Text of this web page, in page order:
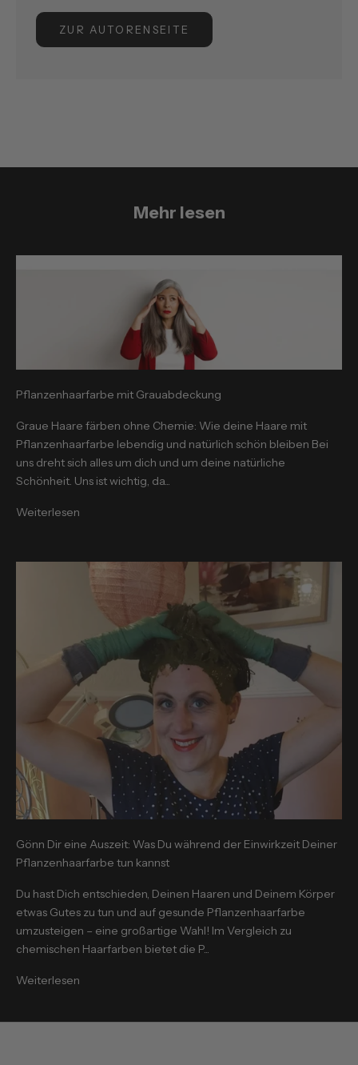
ZUR AUTORENSEITE
Mehr lesen
Pflanzenhaarfarbe mit Grauabdeckung
Graue Haare färben ohne Chemie: Wie deine Haare mit
Pflanzenhaarfarbe lebendig und natürlich schön bleiben Bei
uns dreht sich alles um dich und um deine natürliche
Schönheit. Uns ist wichtig, da...
Weiterlesen
Gönn Dir eine Auszeit: Was Du während der Einwirkzeit Deiner
Pflanzenhaarfarbe tun kannst
Du hast Dich entschieden, Deinen Haaren und Deinem Körper
etwas Gutes zu tun und auf gesunde Pflanzenhaarfarbe
umzusteigen – eine großartige Wahl! Im Vergleich zu
chemischen Haarfarben bietet die P...
Weiterlesen